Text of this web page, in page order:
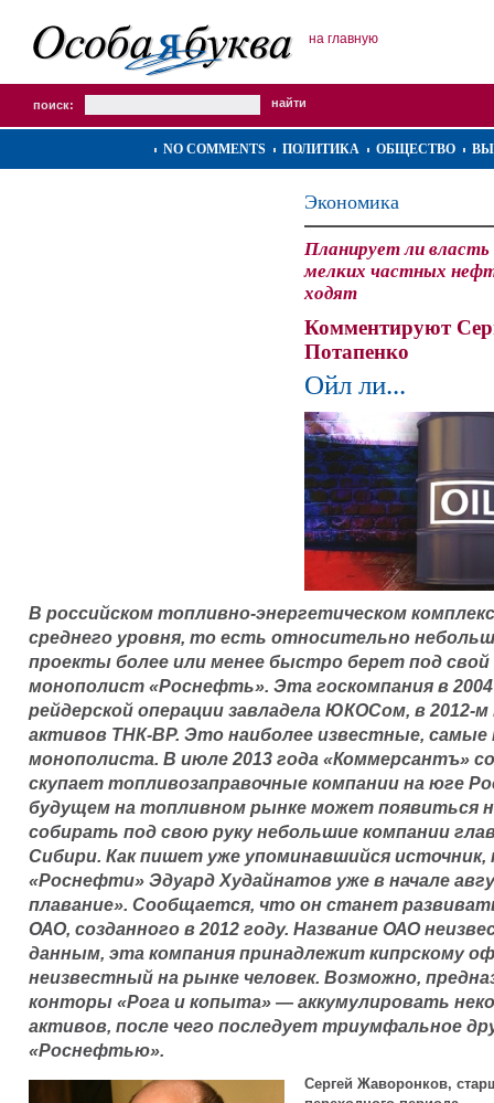
на главную
поиск:
NO COMMENTS ПОЛИТИКА ОБЩЕСТВО
Экономика
Планирует ли
мелких частных
ходят
Комментируют
Потапенко
Ойл ли...
В российском топливно-энергетическом
среднего уровня, то есть относительно
проекты более или менее быстро берет под
монополист «Роснефть». Эта госкомпания в
рейдерской операции завладела ЮКОСом, в 2012-
активов ТНК-BP. Это наиболее известные,
монополиста. В июле 2013 года «Коммерсантъ»
скупает топливозаправочные компании на юге
будущем на топливном рынке может появиться
собирать под свою руку небольшие компании
Сибири. Как пишет уже упоминавшийся источник,
«Роснефти» Эдуард Худайнатов уже в начале
плавание». Сообщается, что он станет
ОАО, созданного в 2012 году. Название ОАО
данным, эта компания принадлежит кипрскому
неизвестный на рынке человек. Возможно,
конторы «Рога и копыта» — аккумулировать
активов, после чего последует триумфальное
«Роснефтью».
Сергей Жаворонков,